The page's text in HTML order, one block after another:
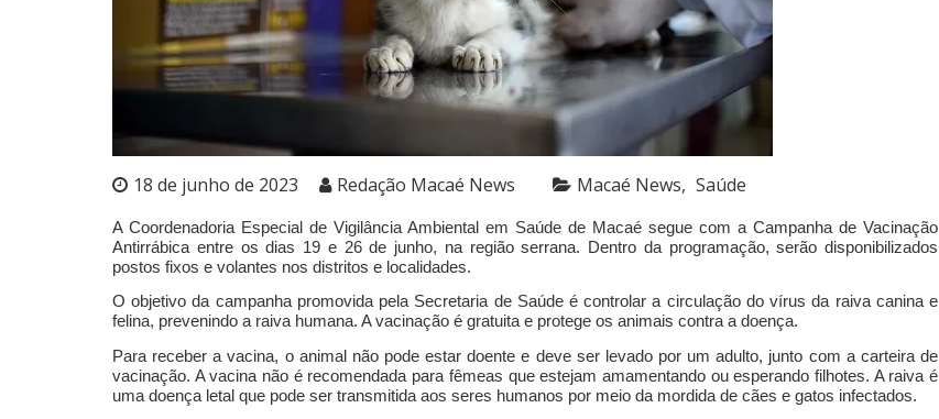
18 de junho de 2023 Redação Macaé News Macaé News Saúde
A Coordenadoria Especial de Vigilância Ambiental em Saúde de Macaé segue com a Campanha de Vacinação
Antirrábica entre os dias 19 e 26 de junho, na região serrana. Dentro da programação, serão disponibilizados
postos fixos e volantes nos distritos e localidades.
O objetivo da campanha promovida pela Secretaria de Saúde é controlar a circulação do vírus da raiva canina e
felina, prevenindo a raiva humana. A vacinação é gratuita e protege os animais contra a doença.
Para receber a vacina, o animal não pode estar doente e deve ser levado por um adulto, junto com a carteira de
vacinação. A vacina não é recomendada para fêmeas que estejam amamentando ou esperando filhotes. A raiva é
uma doença letal que pode ser transmitida aos seres humanos por meio da mordida de cães e gatos infectados.